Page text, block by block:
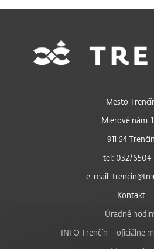
Mesto
Mierové nám.
911 64 Trenčín
tel: 032/6504
e-mail:
Kontakt
Úradné
INFO Trenčín – oficiálne